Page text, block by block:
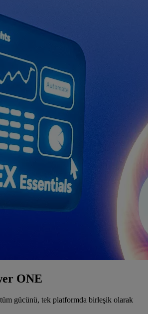
ONE
gücünü, tek platformda birleşik olarak